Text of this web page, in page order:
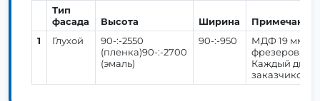
Тип
фасада
Высота Ширина
Примечание
1
Глухой
90-:-2550
(пленка)90-:-2700
(эмаль)
90-:-950
МДФ 19 мм.
фрезеровки
Каждый
заказчиком.